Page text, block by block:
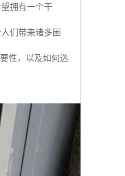
拥有一个干
们带来诸多困
性，以及如何选